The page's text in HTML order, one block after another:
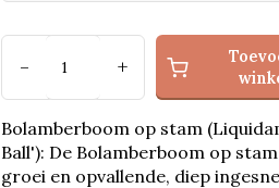
- +
Bolamberboom op stam
Ball'): De Bolamberboom op
groei en opvallende, diep